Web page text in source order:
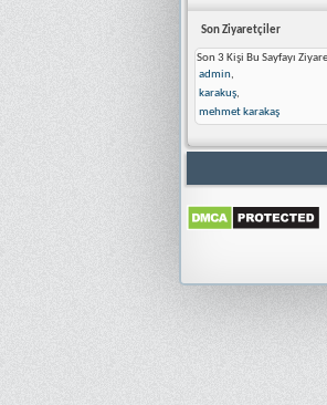
Son Ziyaretçiler
Son 3 Kişi Bu Sayfayı
admin,
karakuş,
mehmet karakaş